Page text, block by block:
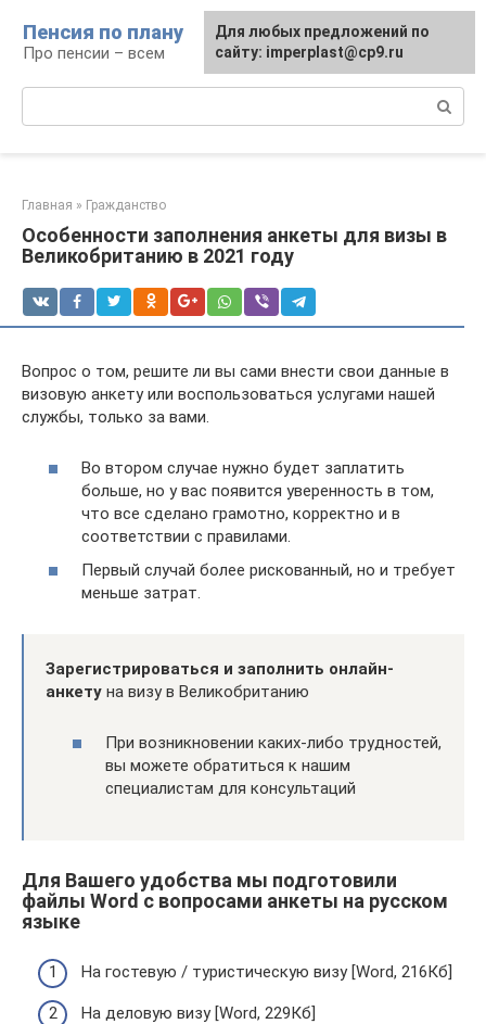
контенту
Пенсия по плану
Про пенсии – всем
Главная » Гражданство
Особенности заполнения анкеты для визы в
Великобританию в 2021 году
Вопрос о том, решите ли вы сами внести свои данные в
визовую анкету или воспользоваться услугами нашей
службы, только за вами.
Во втором случае нужно будет заплатить
больше, но у вас появится уверенность в том,
что все сделано грамотно, корректно и в
соответствии с правилами.
Первый случай более рискованный, но и требует
меньше затрат.
Зарегистрироваться и заполнить онлайн-
анкету на визу в Великобританию
При возникновении каких-либо трудностей,
вы можете обратиться к нашим
специалистам для консультаций
Для Вашего удобства мы подготовили
файлы Word с вопросами анкеты на русском
языке
На гостевую / туристическую визу [Word, 216Кб]
На деловую визу [Word, 229Кб]
Для любых предложений по
сайту: imperplast@cp9.ru